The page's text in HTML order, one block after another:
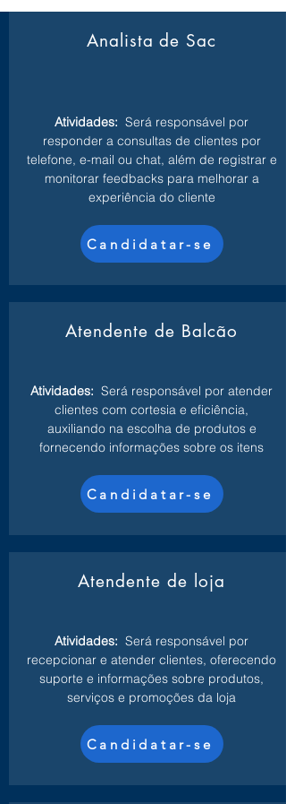
Analista de Sac
Atividades: Será responsável por
responder a consultas de clientes por
telefone, e-mail ou chat, além de registrar e
monitorar feedbacks para melhorar a
experiência do cliente
Candidatar-se
Atendente de Balcão
Atividades: Será responsável por atender
clientes com cortesia e eficiência,
auxiliando na escolha de produtos e
fornecendo informações sobre os itens
Candidatar-se
Atendente de loja
Atividades: Será responsável por
recepcionar e atender clientes, oferecendo
suporte e informações sobre produtos,
serviços e promoções da loja
Candidatar-se